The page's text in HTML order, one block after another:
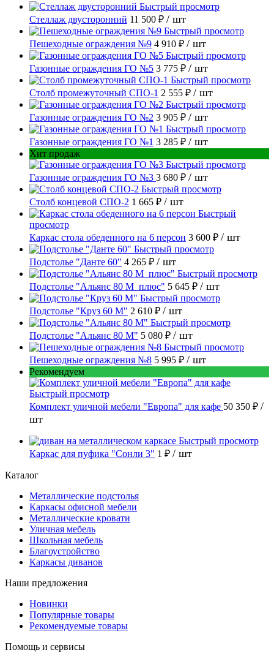
Быстрый просмотр
Стеллаж двусторонний 11 500 ₽ / шт
Быстрый просмотр
Пешеходные ограждения №9 4 910 ₽ / шт
Быстрый просмотр
Газонные ограждения ГО №5 3 775 ₽ / шт
Быстрый просмотр
Столб промежуточный СПО-1 2 555 ₽ / шт
Быстрый просмотр
Газонные ограждения ГО №2 3 905 ₽ / шт
Быстрый просмотр
Газонные ограждения ГО №1 3 285 ₽ / шт
Хит продаж
Быстрый просмотр
Газонные ограждения ГО №3 3 680 ₽ / шт
Быстрый просмотр
Столб концевой СПО-2 1 665 ₽ / шт
Быстрый
просмотр
Каркас стола обеденного на 6 персон 3 600 ₽ / шт
Быстрый просмотр
Подстолье "Данте 60" 4 265 ₽ / шт
Быстрый просмотр
Подстолье "Альянс 80 М_плюс" 5 645 ₽ / шт
Быстрый просмотр
Подстолье "Круз 60 М" 2 610 ₽ / шт
Быстрый просмотр
Подстолье "Альянс 80 М" 5 080 ₽ / шт
Быстрый просмотр
Пешеходные ограждения №8 5 995 ₽ / шт
Рекомендуем
Быстрый просмотр
Комплект уличной мебели "Европа" для кафе 50 350 ₽ /
шт
Быстрый просмотр
Каркас для пуфика "Сонли 3" 1 ₽ / шт
Каталог
Металлические подстолья
Каркасы офисной мебели
Металлические кровати
Уличная мебель
Школьная мебель
Благоустройство
Каркасы диванов
Наши предложения
Новинки
Популярные товары
Рекомендуемые товары
Помощь и сервисы